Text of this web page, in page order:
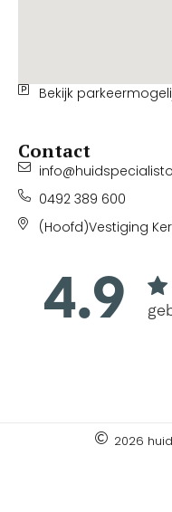
Bekijk
Contact
0492 389 600
(Hoofd)Vestiging
2026